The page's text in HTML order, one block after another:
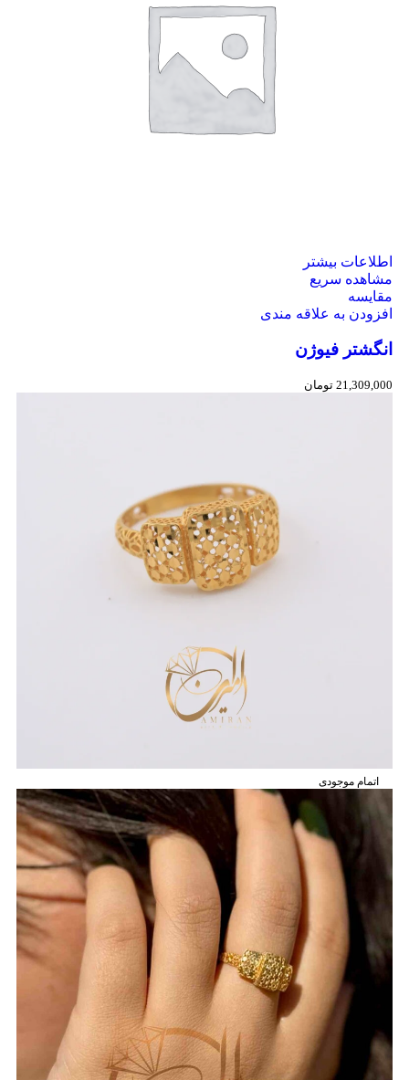
اطلاعات بیشتر
مشاهده سریع
مقایسه
افزودن به علاقه مندی
انگشتر فیوژن
21,309,000 تومان
اتمام موجودی